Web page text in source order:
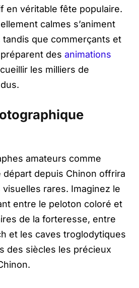
en véritable fête populaire.
calmes s’animent
que commerçants et
des animations
les milliers de
amateurs comme
départ depuis Chinon offrira
rares. Imaginez le
entre le peloton coloré et
de la forteresse, entre
et les caves troglodytiques
des siècles les précieux